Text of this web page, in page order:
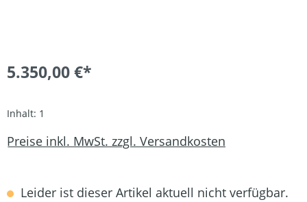
5.350,00 €*
Inhalt: 1
Preise inkl. MwSt. zzgl. Versandkosten
Leider ist dieser Artikel aktuell nicht verfügbar.